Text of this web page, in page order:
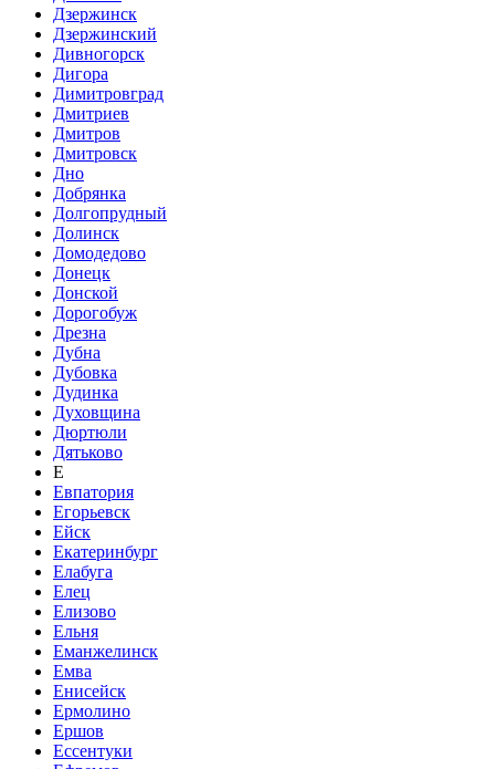
Дзержинск
Дзержинский
Дивногорск
Дигора
Димитровград
Дмитриев
Дмитров
Дмитровск
Дно
Добрянка
Долгопрудный
Долинск
Домодедово
Донецк
Донской
Дорогобуж
Дрезна
Дубна
Дубовка
Дудинка
Духовщина
Дюртюли
Дятьково
Е
Евпатория
Егорьевск
Ейск
Екатеринбург
Елабуга
Елец
Елизово
Ельня
Еманжелинск
Емва
Енисейск
Ермолино
Ершов
Ессентуки